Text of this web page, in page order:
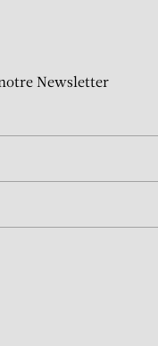
Newsletter